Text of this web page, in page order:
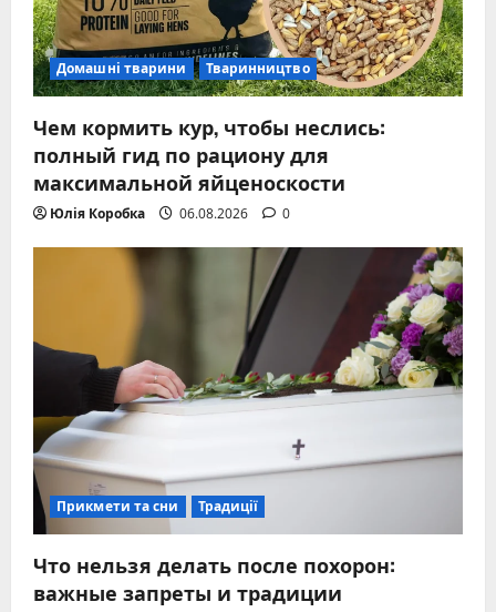
Домашні тварини Тваринництво
Чем кормить кур, чтобы неслись:
полный гид по рациону для
максимальной яйценоскости
Юлія Коробка 06.08.2026 0
Прикмети та сни Традиції
Что нельзя делать после похорон:
важные запреты и традиции